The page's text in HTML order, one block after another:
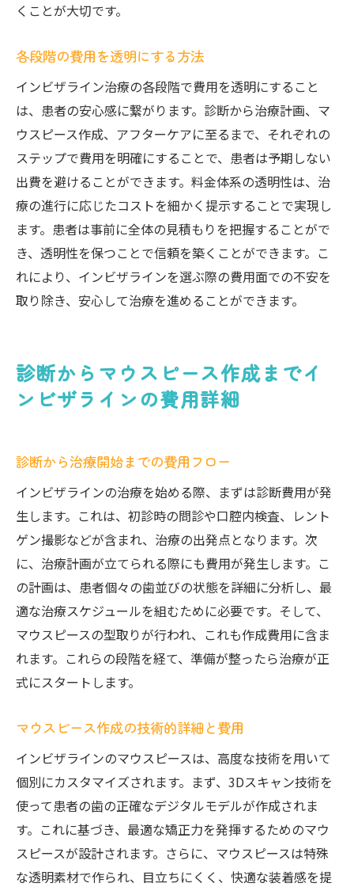
くことが大切です。
各段階の費用を透明にする方法
インビザライン治療の各段階で費用を透明にすること
は、患者の安心感に繋がります。診断から治療計画、マ
ウスピース作成、アフターケアに至るまで、それぞれの
ステップで費用を明確にすることで、患者は予期しない
出費を避けることができます。料金体系の透明性は、治
療の進行に応じたコストを細かく提示することで実現し
ます。患者は事前に全体の見積もりを把握することがで
き、透明性を保つことで信頼を築くことができます。こ
れにより、インビザラインを選ぶ際の費用面での不安を
取り除き、安心して治療を進めることができます。
診断からマウスピース作成までイ
ンビザラインの費用詳細
診断から治療開始までの費用フロー
インビザラインの治療を始める際、まずは診断費用が発
生します。これは、初診時の問診や口腔内検査、レント
ゲン撮影などが含まれ、治療の出発点となります。次
に、治療計画が立てられる際にも費用が発生します。こ
の計画は、患者個々の歯並びの状態を詳細に分析し、最
適な治療スケジュールを組むために必要です。そして、
マウスピースの型取りが行われ、これも作成費用に含ま
れます。これらの段階を経て、準備が整ったら治療が正
式にスタートします。
マウスピース作成の技術的詳細と費用
インビザラインのマウスピースは、高度な技術を用いて
個別にカスタマイズされます。まず、3Dスキャン技術を
使って患者の歯の正確なデジタルモデルが作成されま
す。これに基づき、最適な矯正力を発揮するためのマウ
スピースが設計されます。さらに、マウスピースは特殊
な透明素材で作られ、目立ちにくく、快適な装着感を提